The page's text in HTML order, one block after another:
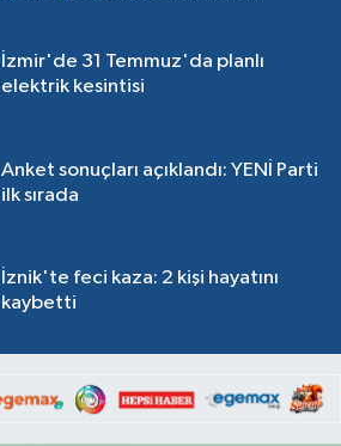
İzmir'de 31 Temmuz'da planlı
elektrik kesintisi
Anket sonuçları açıklandı: YENİ Parti
ilk sırada
İznik'te feci kaza: 2 kişi hayatını
kaybetti